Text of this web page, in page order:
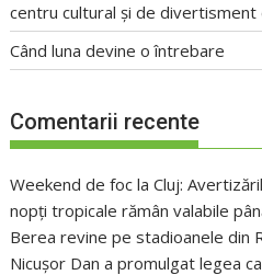
centru cultural și de divertisment
Când luna devine o întrebare
Comentarii recente
Weekend de foc la Cluj:
nopți tropicale rămân valabile
Berea revine pe stadioanele din
Nicușor Dan a promulgat legea